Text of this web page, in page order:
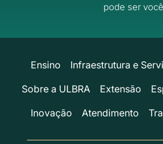
pode ser
Ensino Infraestrutura e
Sobre a ULBRA
Extensão
Inovação
Atendimento